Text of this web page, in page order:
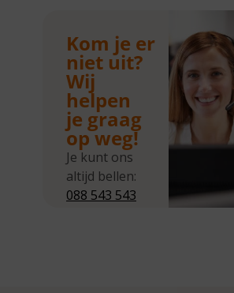
Kom je er
niet uit?
Wij
helpen
je graag
op weg!
Je kunt ons
altijd bellen:
088 543 543